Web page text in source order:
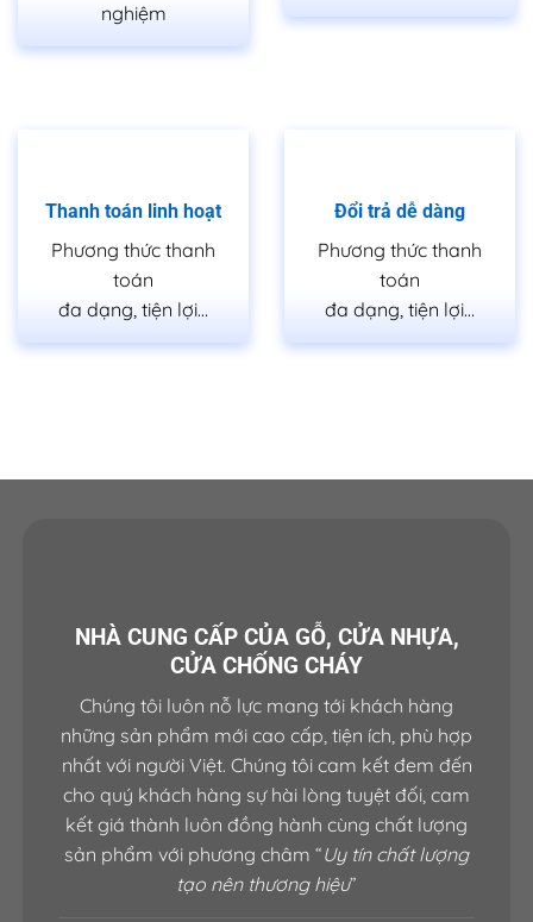
nghiệm
Thanh toán linh hoạt
Phương thức thanh
toán
đa dạng, tiện lợi…
Đổi trả dễ dàng
Phương thức thanh
toán
đa dạng, tiện lợi…
NHÀ CUNG CẤP CỦA GỖ, CỬA NHỰA,
CỬA CHỐNG CHÁY
Chúng tôi luôn nỗ lực mang tới khách hàng
những sản phẩm mới cao cấp, tiện ích, phù hợp
nhất với người Việt. Chúng tôi cam kết đem đến
cho quý khách hàng sự hài lòng tuyệt đối, cam
kết giá thành luôn đồng hành cùng chất lượng
sản phẩm với phương châm “Uy tín chất lượng
tạo nên thương hiệu”